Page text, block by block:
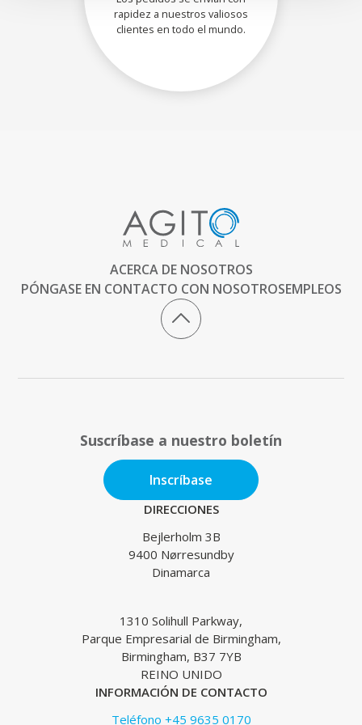
rapidez a nuestros valiosos
clientes en todo el mundo.
ACERCA DE NOSOTROS
PÓNGASE EN CONTACTO CON NOSOTROSEMPLEOS
Suscríbase a nuestro boletín
Inscríbase
DIRECCIONES
Bejlerholm 3B
9400 Nørresundby
Dinamarca
1310 Solihull Parkway,
Parque Empresarial de Birmingham,
Birmingham, B37 7YB
REINO UNIDO
INFORMACIÓN DE CONTACTO
Teléfono +45 9635 0170